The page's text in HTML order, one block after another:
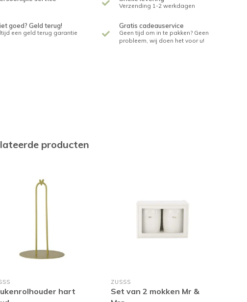
Verzending 1-2 werkdagen
goed? Geld terug!
een geld terug garantie
Gratis cadeauservice
Geen tijd om in te pakken? Geen
probleem, wij doen het voor u!
producten
hart
ZUSSS
Set van 2 mokken Mr &